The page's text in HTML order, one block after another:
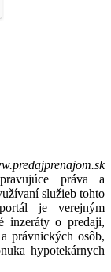
práva a
služieb tohto
je verejným
inzeráty o predaji,
právnických osôb,
hypotekárnych